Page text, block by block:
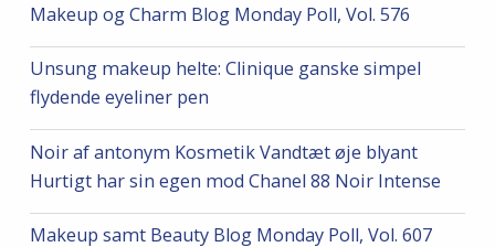
Makeup og Charm Blog Monday Poll, Vol. 576
Unsung makeup helte: Clinique ganske simpel
flydende eyeliner pen
Noir af antonym Kosmetik Vandtæt øje blyant
Hurtigt har sin egen mod Chanel 88 Noir Intense
Makeup samt Beauty Blog Monday Poll, Vol. 607